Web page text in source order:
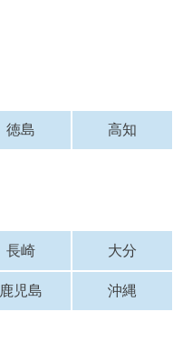
徳島 高知
長崎 大分
鹿児島 沖縄